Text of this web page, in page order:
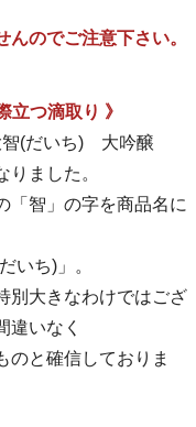
のでご注意下さい。
立つ滴取り 》
智(だいち) 大吟醸
ました。
「智」の字を商品名に
いち)」。
別大きなわけではござ
違いなく
のと確信しておりま